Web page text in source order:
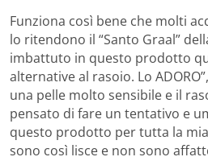
Funziona così bene che molti
lo ritendono il “Santo Graal”
imbattuto in questo prodotto
alternative al rasoio. Lo
una pelle molto sensibile e il
pensato di fare un tentativo e
questo prodotto per tutta la mia
sono così lisce e non sono